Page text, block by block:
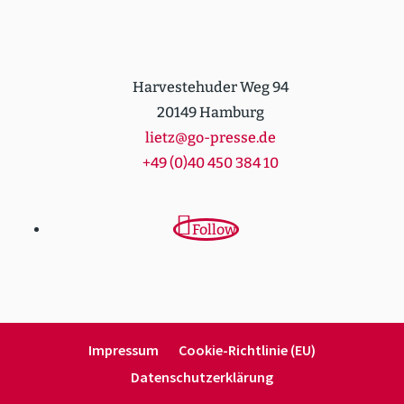
Harvestehuder Weg 94
20149 Hamburg
lietz@go-presse.de
+49 (0)40 450 384 10
Follow
Impressum
Cookie-Richt­­linie (EU)
Daten­schutz­er­klärung